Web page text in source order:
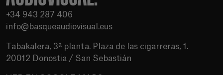
+34 943 287 406
info@basqueaudiovisual.eus
Tabakalera, 3ª planta. Plaza de las cigarreras, 1.
20012 Donostia / San Sebastián